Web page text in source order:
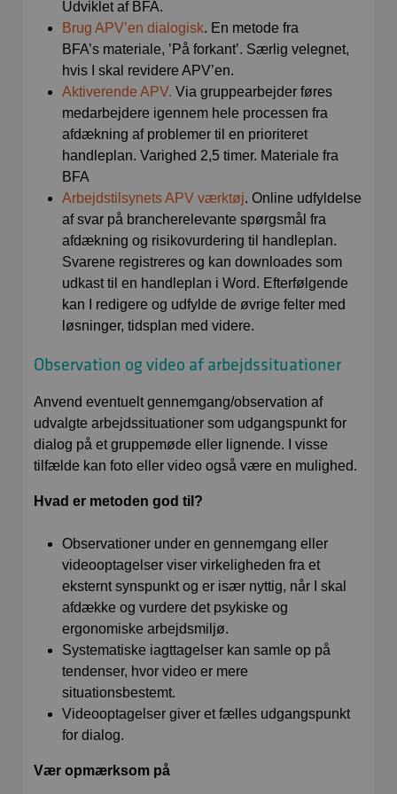
Udviklet af BFA.
Brug APV’en dialogisk. En metode fra
BFA’s materiale, ’På forkant’. Særlig velegnet,
hvis I skal revidere APV’en.
Aktiverende APV. Via gruppearbejder føres
medarbejdere igennem hele processen fra
afdækning af problemer til en prioriteret
handleplan. Varighed 2,5 timer. Materiale fra
BFA
Arbejdstilsynets APV værktøj. Online udfyldelse
af svar på brancherelevante spørgsmål fra
afdækning og risikovurdering til handleplan.
Svarene registreres og kan downloades som
udkast til en handleplan i Word. Efterfølgende
kan I redigere og udfylde de øvrige felter med
løsninger, tidsplan med videre.
Observation og video af arbejdssituationer
Anvend eventuelt gennemgang/observation af
udvalgte arbejdssituationer som udgangspunkt for
dialog på et gruppemøde eller lignende. I visse
tilfælde kan foto eller video også være en mulighed.
Hvad er metoden god til?
Observationer under en gennemgang eller
videooptagelser viser virkeligheden fra et
eksternt synspunkt og er især nyttig, når I skal
afdække og vurdere det psykiske og
ergonomiske arbejdsmiljø.
Systematiske iagttagelser kan samle op på
tendenser, hvor video er mere
situationsbestemt.
Videooptagelser giver et fælles udgangspunkt
for dialog.
Vær opmærksom på